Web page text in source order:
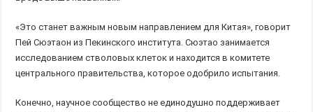
«Это станет важным новым направлением для Китая», говорит
Пей Сюэтаон из Пекинского института. Сюэтао занимается
исследованием стволовых клеток и находится в комитете
центрального правительства, которое одобрило испытания.
Конечно, научное сообщество не единодушно поддерживает